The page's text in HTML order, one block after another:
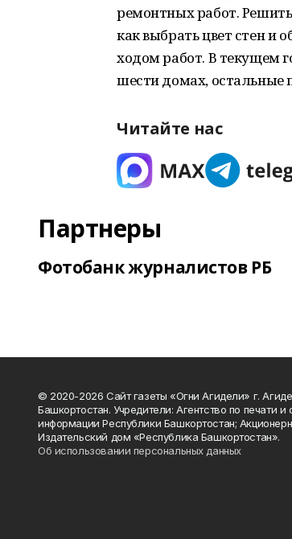
ремонтных работ.
как выбрать цвет стен и
ходом работ. В текущем
шести домах, остальные
Читайте нас
Партнеры
Фотобанк журналистов РБ
© 2020-2026 Сайт газеты «Огни Агидели» г.
Башкортостан. Учредители: Агентство по печати
информации Республики Башкортостан;
Издательский дом «Республика Башкортостан».
Об использовании персональных данных